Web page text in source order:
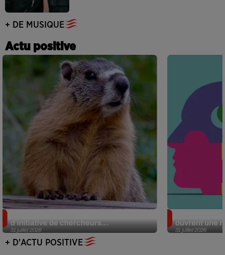
+ DE MUSIQUE
Actu positive
31 juillet 2026
d’initiative de chercheurs...
31 juillet 2026
ouvrent une
+ D'ACTU POSITIVE